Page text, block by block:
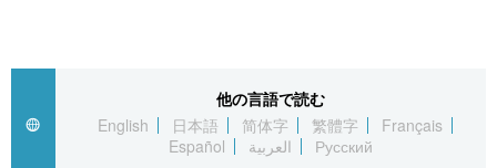
Русский
経済・ビジネス
国際
トップ
アーカイブ
In-depth
Japan Data
他の言語で読む
English
日本語 简体字 繁體字
Français
Español
العربية Русский